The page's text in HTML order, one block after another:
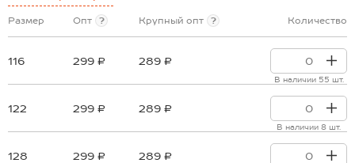
Размер Опт ? Крупный опт ? Количество
116 299 ₽ 289 ₽
В наличии 55 шт.
122 299 ₽ 289 ₽
В наличии 8 шт.
128 299 ₽ 289 ₽